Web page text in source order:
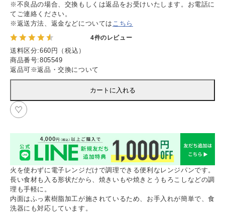
4件のレビュー
送料区分:660円（税込）
商品番号:805549
返品可 ※返品・交換について
カートに入れる
火を使わずに電子レンジだけで調理できる便利なレンジパンです。
長い食材も入る形状だから、焼きいもや焼きとうもろこしなどの調
理も手軽に。
内面はふっ素樹脂加工が施されているため、お手入れが簡単で、食
洗器にも対応しています。
※不良品の場合、交換もしくは返品をお受けいたします。お電話に
てご連絡ください。
※返送方法、返金などについては こちら